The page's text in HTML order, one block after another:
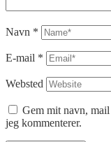
Navn *
E-mail *
Websted
Gem mit navn,
jeg kommenterer.